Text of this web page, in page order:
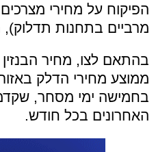
הפיקוח על מחירי
מרביים בתחנות תדלוק),
בהתאם לצו, מחיר
ממוצע מחירי הדלק
בחמישה ימי מסחר,
האחרונים בכל חודש.